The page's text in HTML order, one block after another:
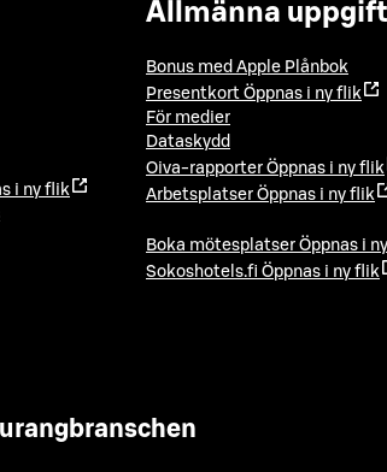
i ny flik
Allmänna
Bonus med Apple Plånbok
Presentkort Öppnas i ny flik
För medier
Dataskydd
Oiva-rapporter Öppnas i ny flik
Arbetsplatser Öppnas i ny flik
Boka mötesplatser Öppnas i
Sokoshotels.fi Öppnas i ny flik